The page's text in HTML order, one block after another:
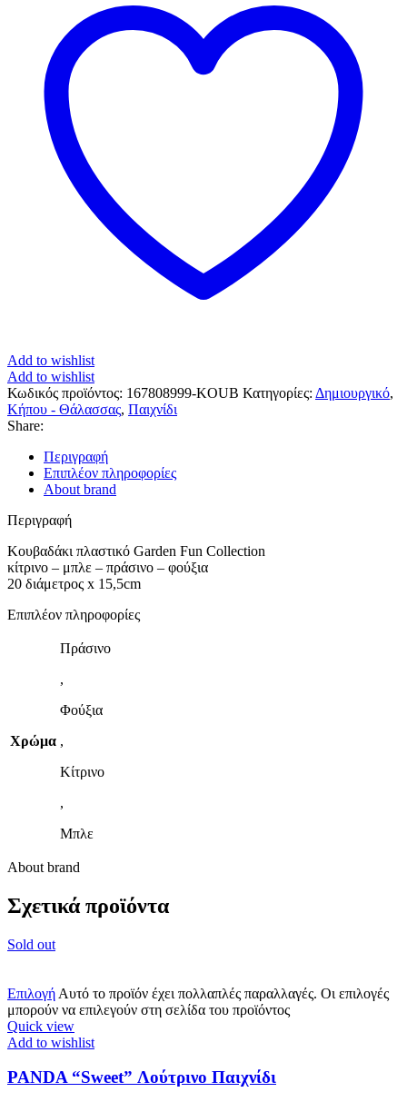
Add to wishlist
Add to wishlist
Κωδικός προϊόντος: 167808999-KOUB Κατηγορίες: Δημιουργικό,
Κήπου - Θάλασσας, Παιχνίδι
Share:
Περιγραφή
Επιπλέον πληροφορίες
About brand
Περιγραφή
Κουβαδάκι πλαστικό Garden Fun Collection
κίτρινο – μπλε – πράσινο – φούξια
20 διάμετρος x 15,5cm
Επιπλέον πληροφορίες
Χρώμα
Πράσινο
,
Φούξια
,
Κίτρινο
,
Μπλε
About brand
Σχετικά προϊόντα
Sold out
Επιλογή Αυτό το προϊόν έχει πολλαπλές παραλλαγές. Οι επιλογές
μπορούν να επιλεγούν στη σελίδα του προϊόντος
Quick view
Add to wishlist
PANDA “Sweet” Λούτρινο Παιχνίδι